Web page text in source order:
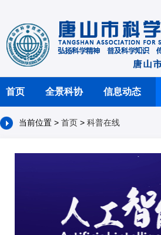
首页 全景科协 信息动态
当前位置 > 首页 > 科普在线